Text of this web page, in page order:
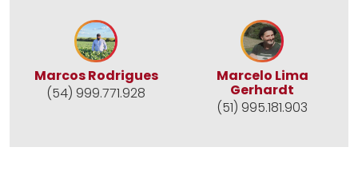
Marcos Rodrigues
(54) 999.771.928
Marcelo Lima
Gerhardt
(51) 995.181.903